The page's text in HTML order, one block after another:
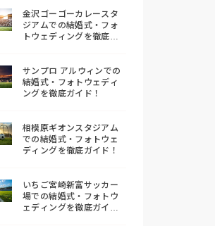
金沢ゴーゴーカレースタ
ジアムでの結婚式・フォ
トウェディングを徹底ガ
サンプロ アルウィンでの
結婚式・フォトウェディ
ングを徹底ガイド！
相模原ギオンスタジアム
での結婚式・フォトウェ
ディングを徹底ガイド！
いちご宮崎新富サッカー
場での結婚式・フォトウ
ェディングを徹底ガイ